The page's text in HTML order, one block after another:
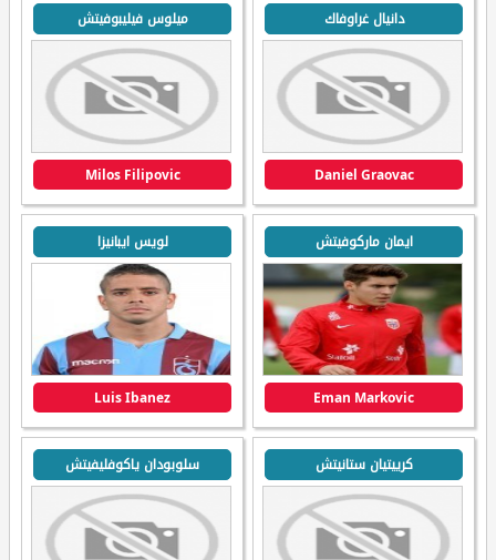
دانيال غراوفاك
Daniel Graovac
ميلوس فيليبوفيتش
Milos Filipovic
ايمان ماركوفيتش
Eman Markovic
لويس ايبانيزا
Luis Ibanez
كرييتيان ستانيتش سلوبودان ياكوفليفيتش